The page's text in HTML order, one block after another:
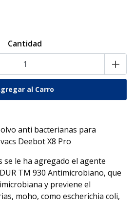
Cantidad
+
anti bacterianas para
Deebot X8 Pro
le ha agregado el agente
TM 930 Antimicrobiano, que
y previene el
moho, como escherichia coli,